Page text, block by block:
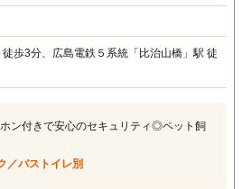
歩3分、広島電鉄５系統「比治山橋」駅 徒
ン付きで安心のセキュリティ◎ペット飼
／バストイレ別